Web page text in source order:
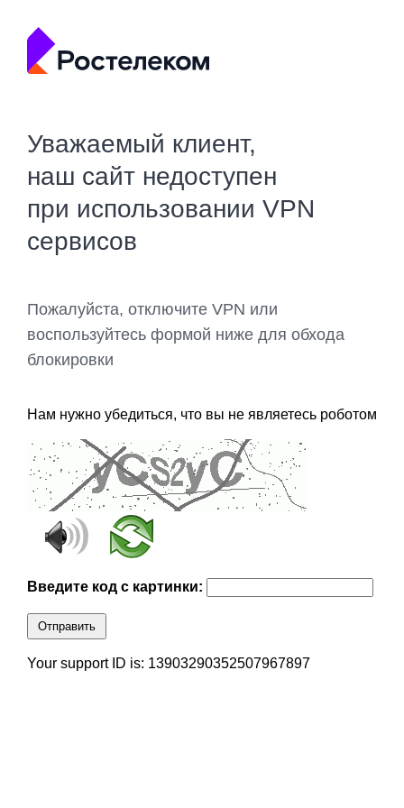
Уважаемый клиент,
наш сайт недоступен
при использовании VPN
сервисов
Пожалуйста, отключите VPN или
воспользуйтесь формой ниже для обхода
блокировки
Нам нужно убедиться, что вы не являетесь роботом
Введите код с картинки:
Отправить
Your support ID is: 13903290352507967897